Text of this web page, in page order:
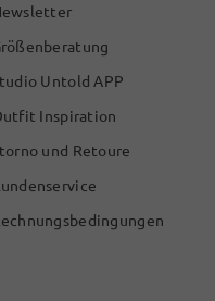
Untold APP
Inspiration
und Retoure